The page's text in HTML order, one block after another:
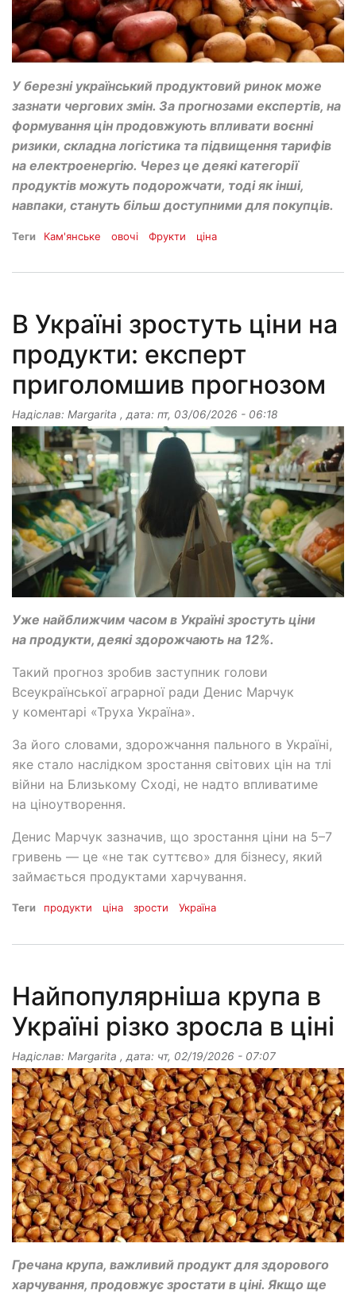
У березні український продуктовий ринок може
зазнати чергових змін. За прогнозами експертів, на
формування цін продовжують впливати воєнні
ризики, складна логістика та підвищення тарифів
на електроенергію. Через це деякі категорії
продуктів можуть подорожчати, тоді як інші,
навпаки, стануть більш доступними для покупців.
Теги Кам'янське овочі Фрукти ціна
В Україні зростуть ціни на
продукти: експерт
приголомшив прогнозом
Надіслав: Margarita , дата: пт, 03/06/2026 - 06:18
Уже найближчим часом в Україні зростуть ціни
на продукти, деякі здорожчають на 12%.
Такий прогноз зробив заступник голови
Всеукраїнської аграрної ради Денис Марчук
у коментарі «Труха Україна».
За його словами, здорожчання пального в Україні,
яке стало наслідком зростання світових цін на тлі
війни на Близькому Сході, не надто впливатиме
на ціноутворення.
Денис Марчук зазначив, що зростання ціни на 5–7
гривень — це «не так суттєво» для бізнесу, який
займається продуктами харчування.
Теги продукти ціна зрости Україна
Найпопулярніша крупа в
Україні різко зросла в ціні
Надіслав: Margarita , дата: чт, 02/19/2026 - 07:07
Гречана крупа, важливий продукт для здорового
харчування, продовжує зростати в ціні. Якщо ще